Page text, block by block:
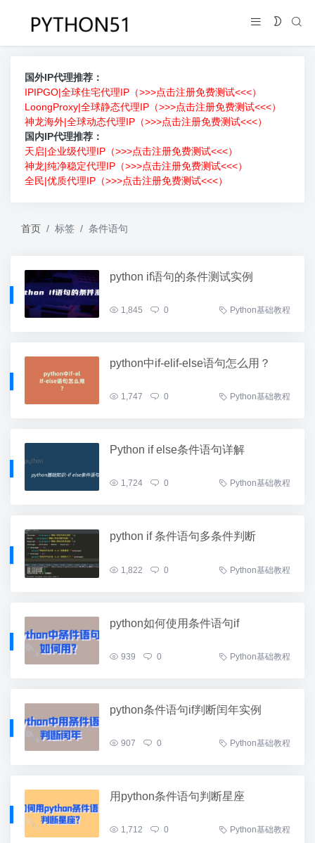
国外IP代理推荐：
IPIPGO|全球住宅代理IP（>>>点击注册免费测试<<<）
LoongProxy|全球静态代理IP（>>>点击注册免费测试<<<）
神龙海外|全球动态代理IP（>>>点击注册免费测试<<<）
国内IP代理推荐：
天启|企业级代理IP（>>>点击注册免费测试<<<）
神龙|纯净稳定代理IP（>>>点击注册免费测试<<<）
全民|优质代理IP（>>>点击注册免费测试<<<）
首页 标签 条件语句
python if语句的条件测试实例
1,845 0 Python基础教程
python中if-elif-else语句怎么用？
1,747 0 Python基础教程
Python if else条件语句详解
1,724 0 Python基础教程
python if 条件语句多条件判断
1,822 0 Python基础教程
python如何使用条件语句if
939 0 Python基础教程
python条件语句if判断闰年实例
907 0 Python基础教程
用python条件语句判断星座
1,712 0 Python基础教程